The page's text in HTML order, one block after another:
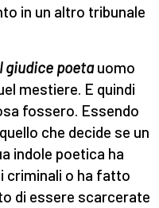
in un altro tribunale
giudice poetauomo
mestiere. E quindi
fossero. Essendo
che decide se un
indole poetica ha
criminali o ha fatto
di essere scarcerate